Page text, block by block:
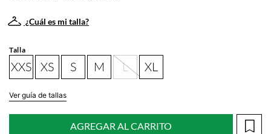
¿Cuál es mi talla?
Talla
XXS XS S M L XL
Ver guía de tallas
AGREGAR AL CARRITO